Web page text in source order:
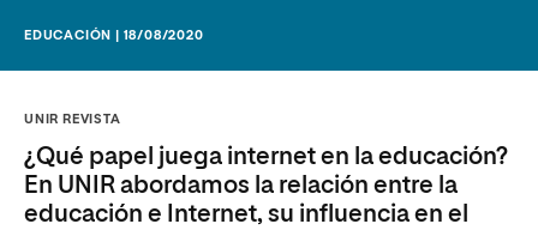
EDUCACIÓN | 18/08/2020
UNIR REVISTA
¿Qué papel juega internet en la educación?
En UNIR abordamos la relación entre la
educación e Internet, su influencia en el